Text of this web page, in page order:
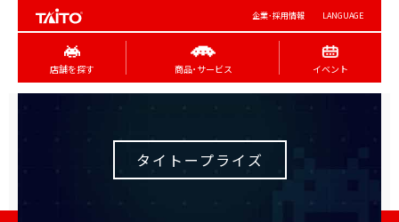
企業･採用情報 LANGUAGE
店舗を探す 商品･サービス イベント
タイトープライズ